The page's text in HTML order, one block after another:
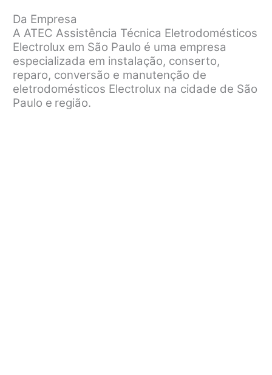
Da Empresa
A ATEC Assistência Técnica Eletrodomésticos
Electrolux em São Paulo é uma empresa
especializada em instalação, conserto,
reparo, conversão e manutenção de
eletrodomésticos Electrolux na cidade de São
Paulo e região.